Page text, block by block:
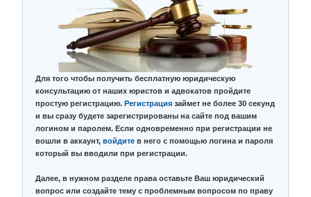
Для того чтобы получить бесплатную юридическую
консультацию от наших юристов и адвокатов пройдите
простую регистрацию. Регистрация займет не более 30 секунд
и вы сразу будете зарегистрированы на сайте под вашим
логином и паролем. Если одновременно при регистрации не
вошли в аккаунт, войдите в него с помощью логина и пароля
который вы вводили при регистрации.
Далее, в нужном разделе права оставьте Ваш юридический
вопрос или создайте тему с проблемным вопросом по праву